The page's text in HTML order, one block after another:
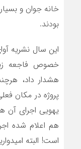
خانه جوان و
بودند.
این سال نشریه
خصوص فاجعه
هشدار داد،
پروژه در مکان
یهویی اجرای آن
هم اعلام شده
است! البته